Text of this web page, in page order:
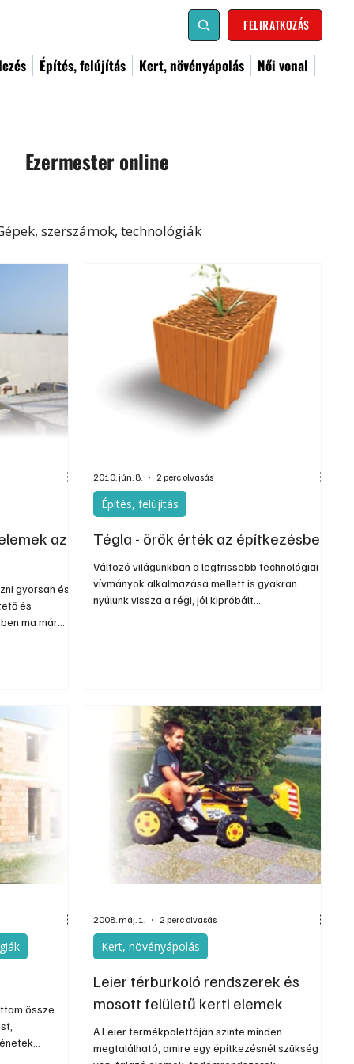
FELIRATKOZÁS
Építés, felújítás Kert, növényápolás
Női vonal
Ezermester online
szerszámok, technológiák
Címoldal
Ezermester Extra
az
gyorsan és
és
ma már
arány
Tégla - örök érték az építkezésben
Változó világunkban a legfrissebb technológiai
vívmányok alkalmazása mellett is gyakran
nyúlunk vissza a régi, jól kipróbált
Építés, felújítás
2010. jún. 8. 2 perc olvasás
össze.
Leier térburkoló rendszerek és
mosott felületű kerti elemek
A Leier termékpalettáján szinte minden
megtalálható, amire egy építkezésnél szükség
Kert, növényápolás
2008. máj. 1. 2 perc olvasás